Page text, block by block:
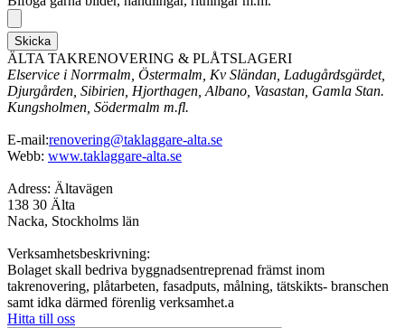
Skicka
ÄLTA TAKRENOVERING & PLÅTSLAGERI
Elservice i Norrmalm, Östermalm, Kv Sländan, Ladugårdsgärdet,
Djurgården, Sibirien, Hjorthagen, Albano, Vasastan, Gamla Stan.
Kungsholmen, Södermalm m.fl.
E-mail:renovering@taklaggare-alta.se
Webb: www.taklaggare-alta.se
Adress: Ältavägen
138 30 Älta
Nacka, Stockholms län
Verksamhetsbeskrivning:
Bolaget skall bedriva byggnadsentreprenad främst inom
takrenovering, plåtarbeten, fasadputs, målning, tätskikts- branschen
samt idka därmed förenlig verksamhet.a
Hitta till oss